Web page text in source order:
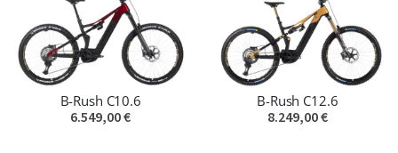
B-Rush C10.6
6.549,00 €
B-Rush C12.6
8.249,00 €